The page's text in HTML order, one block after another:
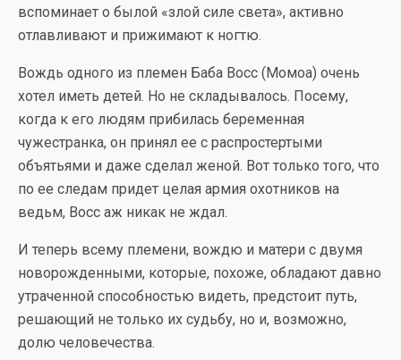
вспоминает о былой «злой силе света», активно
отлавливают и прижимают к ногтю.
Вождь одного из племен Баба Восс (Момоа) очень
хотел иметь детей. Но не складывалось. Посему,
когда к его людям прибилась беременная
чужестранка, он принял ее с распростертыми
объятьями и даже сделал женой. Вот только того, что
по ее следам придет целая армия охотников на
ведьм, Восс аж никак не ждал.
И теперь всему племени, вождю и матери с двумя
новорожденными, которые, похоже, обладают давно
утраченной способностью видеть, предстоит путь,
решающий не только их судьбу, но и, возможно,
долю человечества.